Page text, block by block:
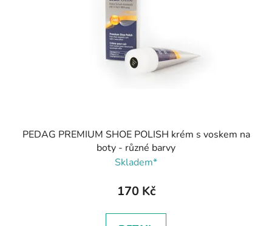
PEDAG PREMIUM SHOE POLISH krém s voskem na
boty - různé barvy
Skladem*
170 Kč